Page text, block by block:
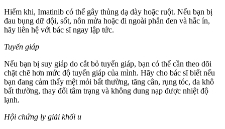
Hiếm khi, Imatinib có thể gây thủng dạ dày hoặc ruột. Nếu bạn bị
đau bụng dữ dội, sốt, nôn mửa hoặc đi ngoài phân đen và hắc ín,
hãy liên hệ với bác sĩ ngay lập tức.
Tuyến giáp
Nếu bạn bị suy giáp do cắt bỏ tuyến giáp, bạn có thể cần theo dõi
chặt chẽ hơn mức độ tuyến giáp của mình. Hãy cho bác sĩ biết nếu
bạn đang cảm thấy mệt mỏi bất thường, tăng cân, rụng tóc, da khô
bất thường, thay đổi tâm trạng và không dung nạp được nhiệt độ
lạnh.
Hội chứng ly giải khối u